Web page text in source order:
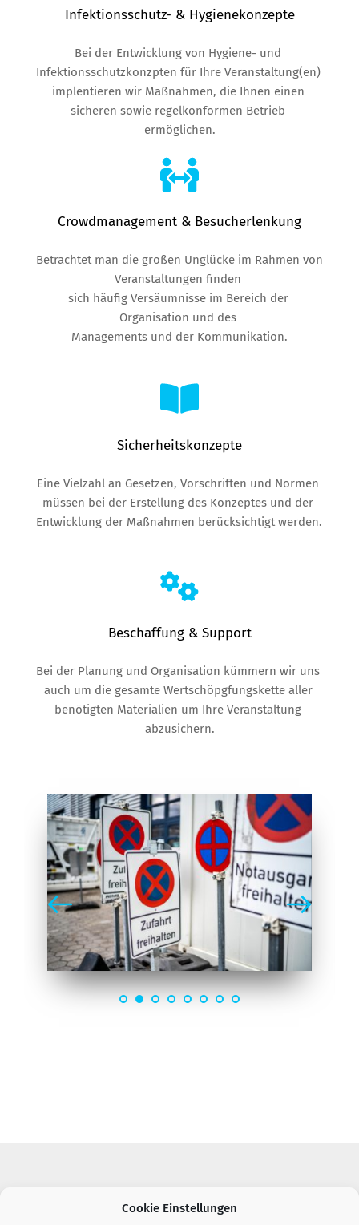
Cookie Einstellungen
Infektionsschutz- & Hygienekonzepte
Bei der Entwicklung von Hygiene- und
Infektionsschutzkonzpten für Ihre Veranstaltung(en)
implentieren wir Maßnahmen, die Ihnen einen
sicheren sowie regelkonformen Betrieb
ermöglichen.
Crowdmanagement & Besucherlenkung
Betrachtet man die großen Unglücke im Rahmen von
Veranstaltungen finden
sich häufig Versäumnisse im Bereich der
Organisation und des
Managements und der Kommunikation.
Sicherheitskonzepte
Eine Vielzahl an Gesetzen, Vorschriften und Normen
müssen bei der Erstellung des Konzeptes und der
Beschaffung & Support
Bei der Planung und Organisation kümmern wir uns
auch um die gesamte Wertschöpgfungskette aller
benötigten Materialien um Ihre Veranstaltung
abzusichern.